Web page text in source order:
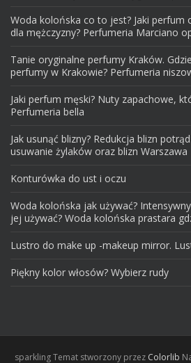
Woda kolońska co to jest? Jaki perfum
dla mężczyzny? Perfumeria Marciano
Tanie oryginalne perfumy Kraków.
perfumy w Krakowie? Perfumeria
Jaki perfum męski? Nuty zapachowe,
Perfumeria bella
Jak usunąć blizny? Redukcja blizn
usuwanie żylaków oraz blizn Warszawa
Konturówka do ust i oczu
Woda kolońska jak używać?
jej używać? Woda kolońska prastara
Lustro do make up -makeup mirror.
Piękny kolor włosów? Wybierz rudy
sparklingTemat stworzony przez Colorlib